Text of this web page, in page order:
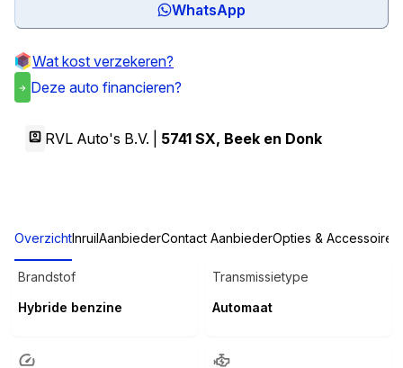
WhatsApp
Wat kost verzekeren?
Deze auto financieren?
RVL Auto's B.V. | 5741 SX, Beek en Donk
OverzichtInruil AanbiederContact AanbiederOpties & Accessoires
Brandstof
Hybride benzine
Transmissietype
Automaat